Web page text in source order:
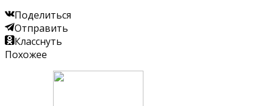
Поделиться
Отправить
Класснуть
Похожее